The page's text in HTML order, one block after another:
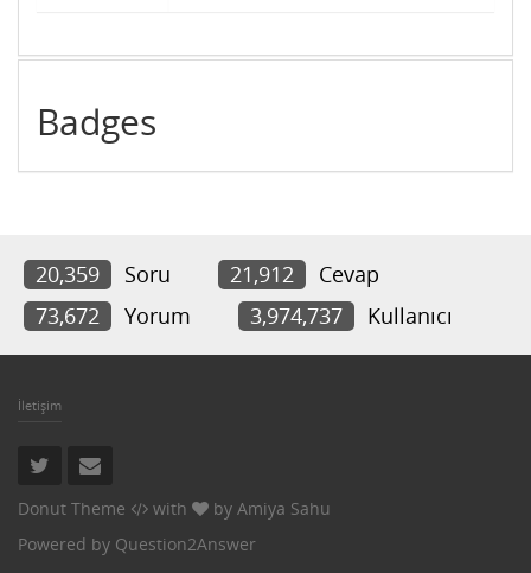
Badges
20,359 Soru 21,912
Cevap
73,672
Yorum 3,974,737 Kullanıcı
İletişim
Donut Theme with by Amiya Sahu
Powered by Question2Answer